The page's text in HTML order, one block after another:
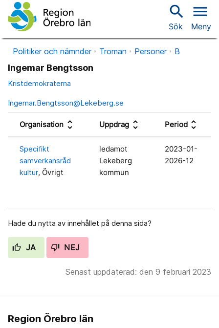
search
Sök
menu
Meny
Politiker och nämnder Troman Personer B
Ingemar Bengtsson
Kristdemokraterna
Ingemar.Bengtsson@Lekeberg.se
Organisation unfold_more Uppdrag unfold_more Period unfold_more
Specifikt
samverkansråd
kultur, Övrigt
ledamot
Lekeberg
kommun
2023-01-
2026-12
Hade du nytta av innehållet på denna sida?
JA NEJ
Senast uppdaterad: den 9 februari 2023
Region Örebro län